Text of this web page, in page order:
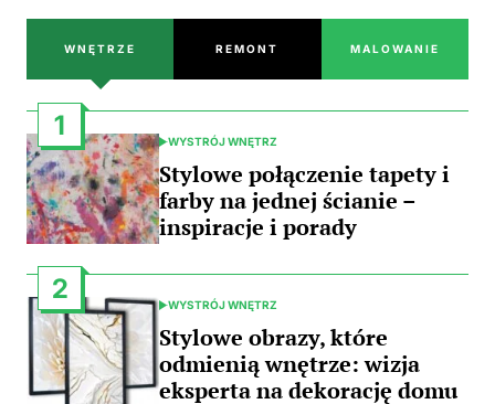
WNĘTRZE REMONT MALOWANIE
1
POSTED
IN
WYSTRÓJ WNĘTRZ
Stylowe połączenie tapety i
farby na jednej ścianie –
inspiracje i porady
2
POSTED
IN
WYSTRÓJ WNĘTRZ
Stylowe obrazy, które
odmienią wnętrze: wizja
eksperta na dekorację domu